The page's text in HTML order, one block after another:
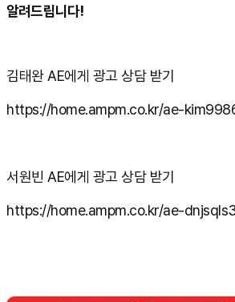
알려드립니다!
김태완 AE에게 광고 상담 받기
https://home.ampm.co.kr/ae-
서원빈 AE에게 광고 상담 받기
https://home.ampm.co.kr/ae-